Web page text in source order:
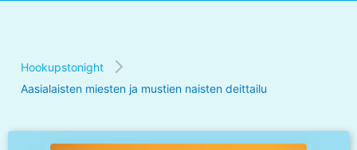
Hookupstonight
Aasialaisten miesten ja mustien naisten deittailu